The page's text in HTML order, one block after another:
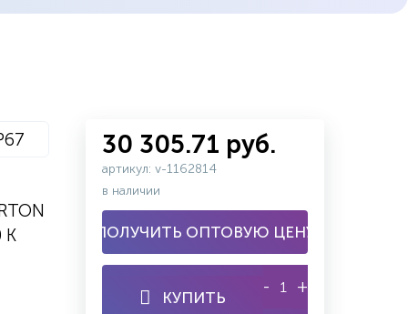
K
30 305.71 руб.
артикул: v-1162814
в наличии
ПОЛУЧИТЬ ОПТОВУЮ ЦЕНУ
КУПИТЬ
- +